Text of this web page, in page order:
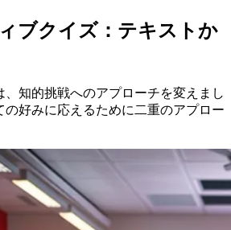
ブクイズ：テキストか
知的挑戦へのアプローチを変えまし
の好みに応えるために二重のアプロー